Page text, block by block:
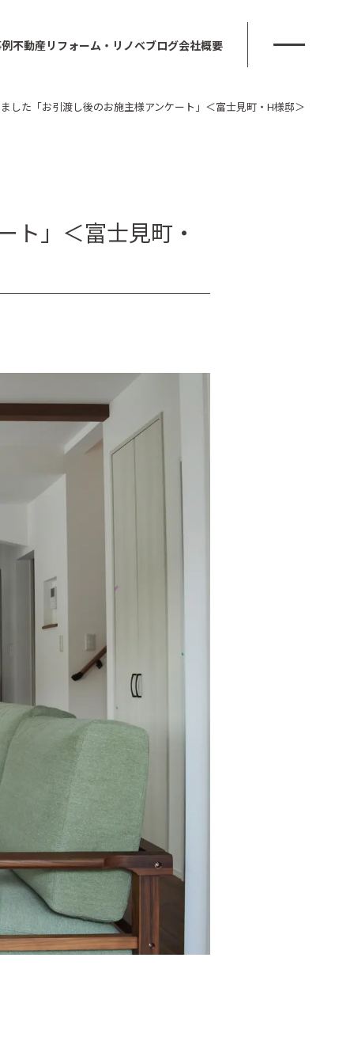
不動産リフォーム・リノベブログ会社概要
した「お引渡し後のお施主様アンケート」＜富士見町・H様邸＞
ト」＜富士見町・